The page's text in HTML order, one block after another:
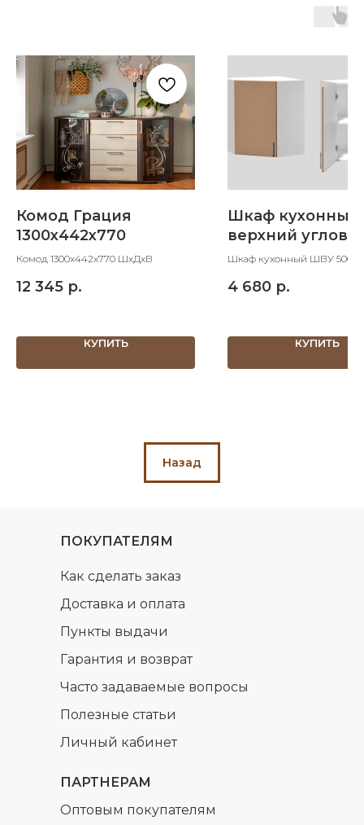
Комод Грация
1300х442х770
Комод 1300х442х770 ШхДхВ
12 345 р.
КУПИТЬ
Шкаф кухонный
верхний
мм
Шкаф кухонный ШВУ 500
4 680 р.
КУПИТЬ
Назад
ПАРТНЕРАМ
Оптовым покупателям
ПОКУПАТЕЛЯМ
Доставка и оплата
Часто задаваемые вопросы
Гарантия и возврат
Полезные статьи
Пункты выдачи
Как сделать заказ
Личный кабинет